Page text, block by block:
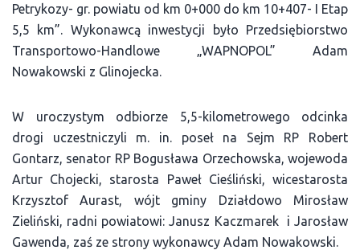
Petrykozy- gr. powiatu od km 0+000 do km 10+407- I Etap
5,5 km”. Wykonawcą inwestycji było Przedsiębiorstwo
Transportowo-Handlowe „WAPNOPOL” Adam
Nowakowski z Glinojecka.
W uroczystym odbiorze 5,5-kilometrowego odcinka
drogi uczestniczyli m. in. poseł na Sejm RP Robert
Gontarz, senator RP Bogusława Orzechowska, wojewoda
Artur Chojecki, starosta Paweł Cieśliński, wicestarosta
Krzysztof Aurast, wójt gminy Działdowo Mirosław
Zieliński, radni powiatowi: Janusz Kaczmarek i Jarosław
Gawenda, zaś ze strony wykonawcy Adam Nowakowski.